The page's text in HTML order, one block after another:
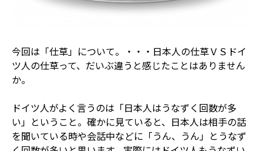
今回は「仕草」について。・・・日本人の仕草ＶＳドイ
ツ人の仕草って、だいぶ違うと感じたことはありません
か。
ドイツ人がよく言うのは「日本人はうなずく回数が多
い」ということ。確かに見ていると、日本人は相手の話
を聞いている時や会話中などに「うん、うん」とうなず